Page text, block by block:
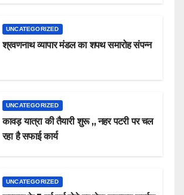
UNCATEGORIZED
श्रवणनाथ व्यापार मंडल का शपथ समारोह संपन्न
UNCATEGORIZED
कावड़ यात्रा की तैयारी शुरू ,, नहर पटरी पर चल
रहा है सफाई कार्य
UNCATEGORIZED